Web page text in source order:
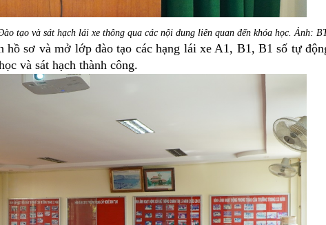
tạo và sát hạch lái xethông qua các nội dung liên quan đến khóa học. Ảnh:
hồ sơ và mở lớp đào tạo các hạng lái xe A1, B1, B1 số tự
và sát hạch thành công.